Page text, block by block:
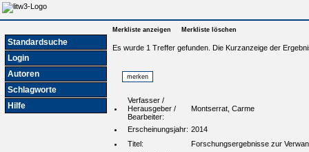
Standardsuche
Login
Autoren
Schlagworte
Hilfe
Merkliste anzeigen Merkliste löschen
Es wurde 1 Treffer gefunden. Die Kurzanzeige der
Verfasser /
Herausgeber /
Bearbeiter:
Montserrat, Carme
Erscheinungsjahr: 2014
Titel:
Forschungsergebnisse zur